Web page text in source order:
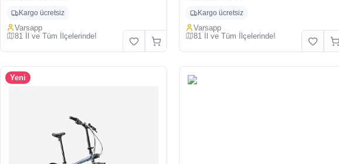
Kargo ücretsiz
Varsapp
81 İl ve Tüm İlçelerinde!
Kargo ücretsiz
Varsapp
81 İl ve Tüm İlçelerinde!
Yeni